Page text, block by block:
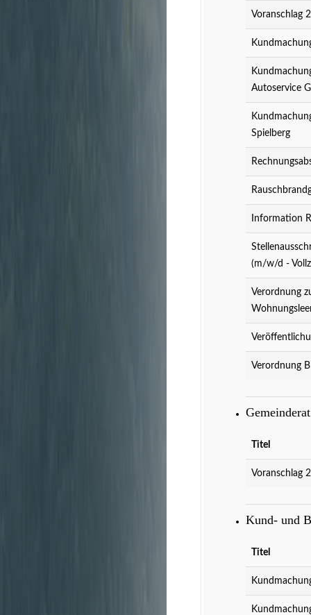
Voranschlag
Autoservice
Spielberg
Information
(m/w/d -
Verordnung
Verordnung
Titel
Voranschlag
Kund- und
Titel